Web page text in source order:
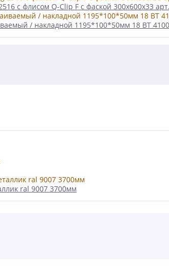
с флисом Q-Clip F с фаской 300x600x33
/ накладной 1195*100*50мм 18 ВТ
ral 9007 3700мм